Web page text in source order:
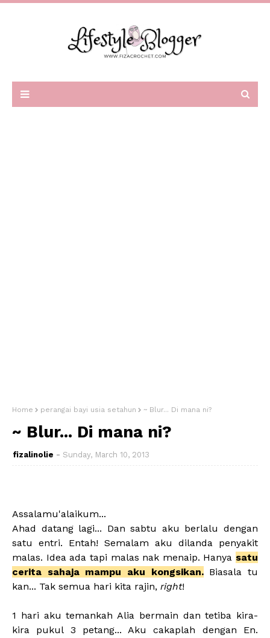
Home perangai bayi usia setahun ~ Blur... Di mana ni?
~ Blur... Di mana ni?
fizalinolie Sunday, March 10, 2013
Assalamu'alaikum...
Ahad datang lagi... Dan sabtu aku berlalu dengan
satu entri. Entah! Semalam aku dilanda penyakit
malas. Idea ada tapi malas nak menaip. Hanya satu
cerita sahaja mampu aku kongsikan. Biasala tu
kan... Tak semua hari kita rajin, right!
1 hari aku temankah Alia bermain dan tetiba kira-
kira pukul 3 petang... Aku cakaplah dengan En.